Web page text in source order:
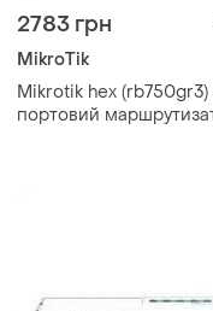
2783 грн
MikroTik
Mikrotik hex
портовий